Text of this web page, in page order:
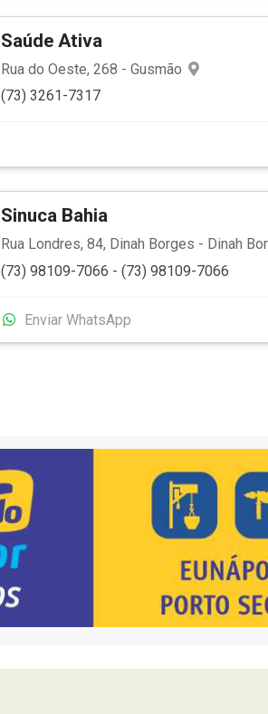
Saúde Ativa
Rua do Oeste, 268 - Gusmão
(73) 3261-7317
Sinuca Bahia
Rua Londres, 84, Dinah Borges - Dinah
(73) 98109-7066 - (73) 98109-7066
Enviar WhatsApp